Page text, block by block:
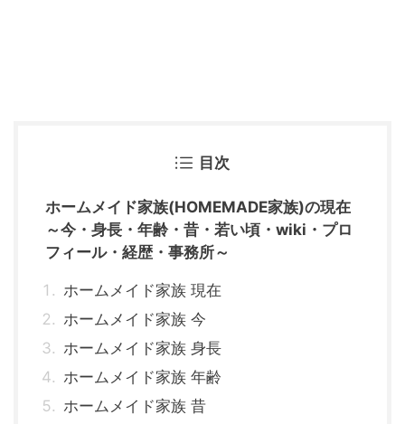
目次
ホームメイド家族(HOMEMADE家族)の現在
～今・身長・年齢・昔・若い頃・wiki・プロ
フィール・経歴・事務所～
ホームメイド家族 現在
ホームメイド家族 今
ホームメイド家族 身長
ホームメイド家族 年齢
ホームメイド家族 昔